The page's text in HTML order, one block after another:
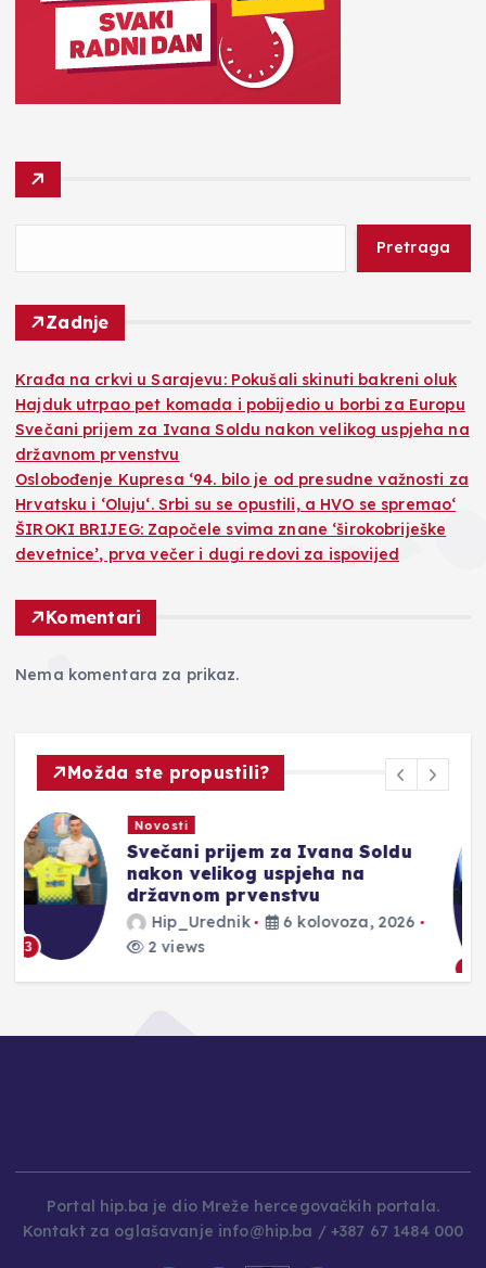
Pretraga
Zadnje
Krađa na crkvi u Sarajevu: Pokušali skinuti bakreni oluk
Hajduk utrpao pet komada i pobijedio u borbi za Europu
Svečani prijem za Ivana Soldu nakon velikog uspjeha na
državnom prvenstvu
Oslobođenje Kupresa ‘94. bilo je od presudne važnosti za
Hrvatsku i ‘Oluju‘. Srbi su se opustili, a HVO se spremao‘
ŠIROKI BRIJEG: Započele svima znane ‘širokobriješke
devetnice’, prva večer i dugi redovi za ispovijed
Komentari
Nema komentara za prikaz.
Možda ste propustili?
Novosti
Oslobođenje Kupresa ‘94. bilo
je od presudne važnosti za
Hrvatsku i ‘Oluju‘. Srbi su se
opustili, a HVO se spremao‘
Hip_Urednik
Portal hip.ba je dio Mreže hercegovačkih portala.